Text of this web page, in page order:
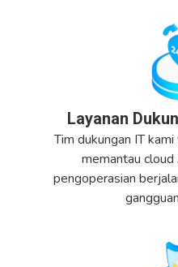
Layanan
Tim dukungan IT
memantau
pengoperasian